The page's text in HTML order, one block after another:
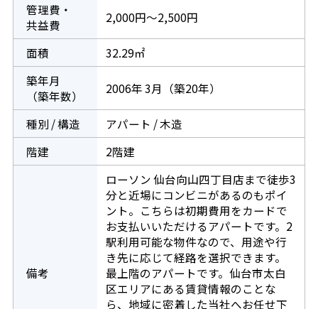
管理費・
共益費
2,000円～2,500円
面積
32.29㎡
築年月
（築年数）
2006年 3月（築20年）
種別 / 構造
アパート / 木造
階建
2階建
備考
ローソン 仙台向山四丁目店まで徒歩3
分と近場にコンビニがあるのもポイ
ント。こちらは初期費用をカードで
お支払いいただけるアパートです。2
駅利用可能な物件なので、用途や行
き先に応じて経路を選択できます。
最上階のアパートです。仙台市太白
区エリアにある賃貸情報のことな
ら、地域に密着した当社へお任せ下